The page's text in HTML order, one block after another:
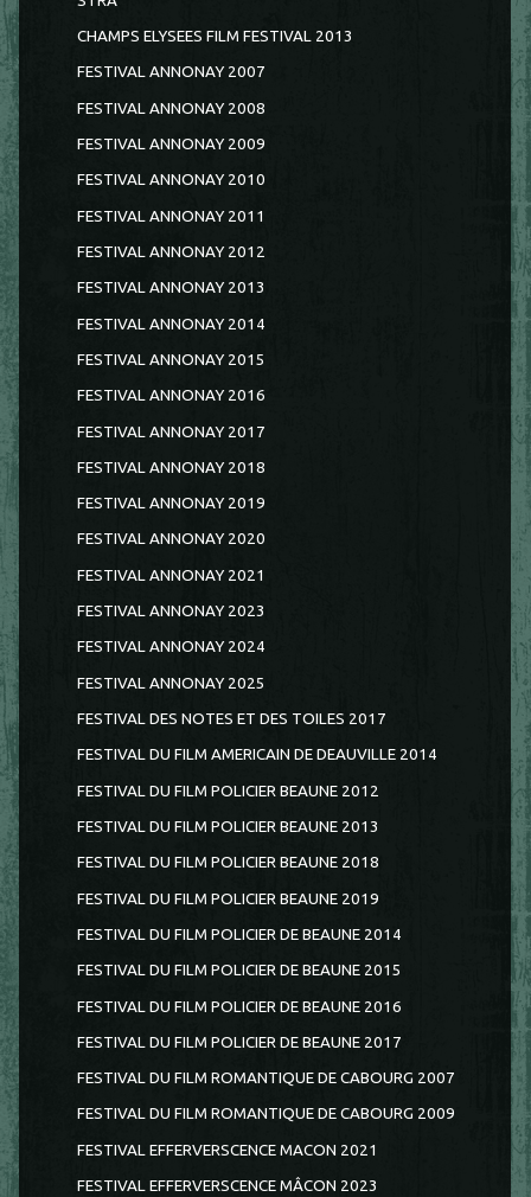
CHAMPS ELYSEES FILM FESTIVAL 2013
FESTIVAL ANNONAY 2007
FESTIVAL ANNONAY 2008
FESTIVAL ANNONAY 2009
FESTIVAL ANNONAY 2010
FESTIVAL ANNONAY 2011
FESTIVAL ANNONAY 2012
FESTIVAL ANNONAY 2013
FESTIVAL ANNONAY 2014
FESTIVAL ANNONAY 2015
FESTIVAL ANNONAY 2016
FESTIVAL ANNONAY 2017
FESTIVAL ANNONAY 2018
FESTIVAL ANNONAY 2019
FESTIVAL ANNONAY 2020
FESTIVAL ANNONAY 2021
FESTIVAL ANNONAY 2023
FESTIVAL ANNONAY 2024
FESTIVAL ANNONAY 2025
FESTIVAL DES NOTES ET DES TOILES 2017
FESTIVAL DU FILM AMERICAIN DE DEAUVILLE 2014
FESTIVAL DU FILM POLICIER BEAUNE 2012
FESTIVAL DU FILM POLICIER BEAUNE 2013
FESTIVAL DU FILM POLICIER BEAUNE 2018
FESTIVAL DU FILM POLICIER BEAUNE 2019
FESTIVAL DU FILM POLICIER DE BEAUNE 2014
FESTIVAL DU FILM POLICIER DE BEAUNE 2015
FESTIVAL DU FILM POLICIER DE BEAUNE 2016
FESTIVAL DU FILM POLICIER DE BEAUNE 2017
FESTIVAL DU FILM ROMANTIQUE DE CABOURG 2007
FESTIVAL DU FILM ROMANTIQUE DE CABOURG 2009
FESTIVAL EFFERVERSCENCE MACON 2021
FESTIVAL EFFERVERSCENCE MÂCON 2023